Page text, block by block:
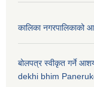
कालिका
बोलपत्र स्वीकृत गर्ने
dekhi bhim